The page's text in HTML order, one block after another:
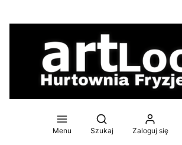
Menu
Otwórz wyszukiwarkę
Szukaj Zaloguj się